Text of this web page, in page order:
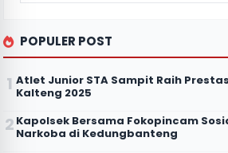
POPULER POST
Atlet Junior STA Sampit Raih
Kalteng 2025
Kapolsek Bersama Fokopincam
Narkoba di Kedungbanteng